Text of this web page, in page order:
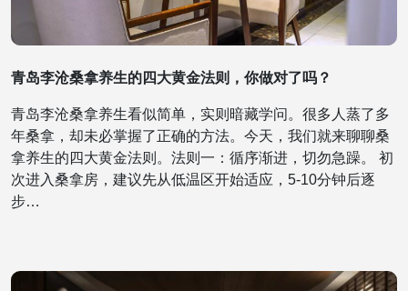
青岛李沧桑拿养生的四大黄金法则，你做对了吗？
青岛李沧桑拿养生看似简单，实则暗藏学问。很多人蒸了多
年桑拿，却未必掌握了正确的方法。今天，我们就来聊聊桑
拿养生的四大黄金法则。法则一：循序渐进，切勿急躁。 初
次进入桑拿房，建议先从低温区开始适应，5-10分钟后逐
步…